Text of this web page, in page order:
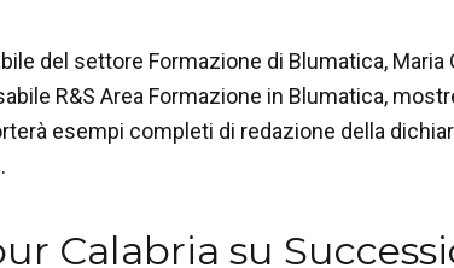
del settore Formazione di Blumatica, Maria
R&S Area Formazione in Blumatica,
esempi completi di redazione della
Calabria su